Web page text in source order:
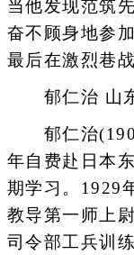
当他发现范筑
奋不顾身地参
最后在激烈巷
郁仁治 山东
郁仁治
年自费赴日本
期学习。1929
教导第一师上
司令部工兵训